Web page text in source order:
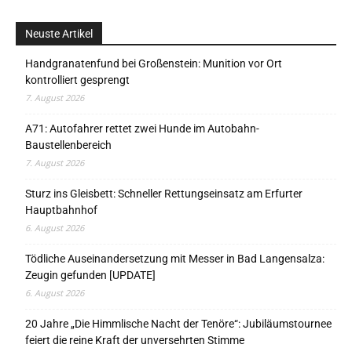
Neuste Artikel
Handgranatenfund bei Großenstein: Munition vor Ort
kontrolliert gesprengt
7. August 2026
A71: Autofahrer rettet zwei Hunde im Autobahn-
Baustellenbereich
7. August 2026
Sturz ins Gleisbett: Schneller Rettungseinsatz am Erfurter
Hauptbahnhof
6. August 2026
Tödliche Auseinandersetzung mit Messer in Bad Langensalza:
Zeugin gefunden [UPDATE]
6. August 2026
20 Jahre „Die Himmlische Nacht der Tenöre“: Jubiläumstournee
feiert die reine Kraft der unversehrten Stimme